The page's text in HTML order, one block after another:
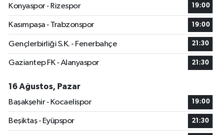
Konyaspor - Rizespor
19:00
Kasımpaşa - Trabzonspor 19:00
Gençlerbirliği S.K. - Fenerbahçe 21:30
Gaziantep FK - Alanyaspor 21:30
16 Ağustos, Pazar
Başakşehir - Kocaelispor
19:00
Beşiktaş - Eyüpspor 21:30